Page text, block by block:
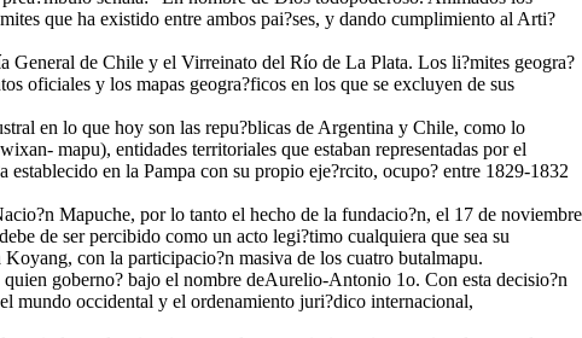
que ha existido entre ambos pai?ses, y dando cumplimiento al Arti?
General de Chile y el Virreinato del Río de La Plata. Los li?mites geogra?
oficiales y los mapas geogra?ficos en los que se excluyen de sus
en lo que hoy son las repu?blicas de Argentina y Chile, como lo
mapu), entidades territoriales que estaban representadas por el
en la Pampa con su propio eje?rcito, ocupo? entre 1829-1832
Mapuche, por lo tanto el hecho de la fundacio?n, el 17 de noviembre
de ser percibido como un acto legi?timo cualquiera que sea su
con la participacio?n masiva de los cuatro butalmapu.
goberno? bajo el nombre deAurelio-Antonio 1o. Con esta decisio?n
mundo occidental y el ordenamiento juri?dico internacional,